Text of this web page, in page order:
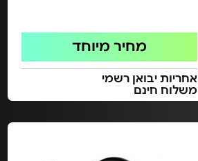
מחיר מיוחד
אחריות יבואן רשמי
משלוח חינם